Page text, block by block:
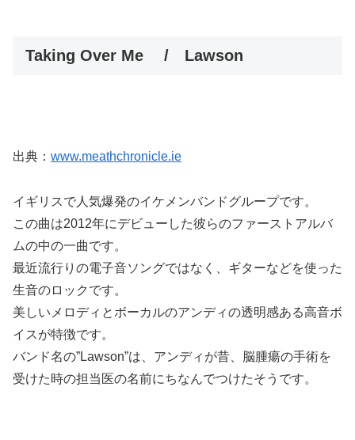
Taking Over Me / Lawson
出典： www.meathchronicle.ie
イギリスで人気爆発のイケメンバンドグループです。
この曲は2012年にデビューした彼らのファーストアルバ
ムの中の一曲です。
最近流行りの電子音ソングではなく、ギターなどを使った
生音のロックです。
美しいメロディとボーカルのアンディの透明感ある高音ボ
イスが特徴です。
バンド名の”Lawson”は、アンディが昔、脳腫瘍の手術を
受けた時の担当医の名前にちなんでつけたそうです。